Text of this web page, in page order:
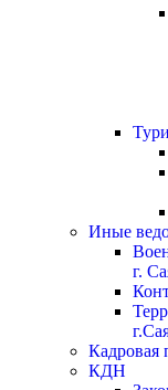
Иные
г.
Кадровая
КДН